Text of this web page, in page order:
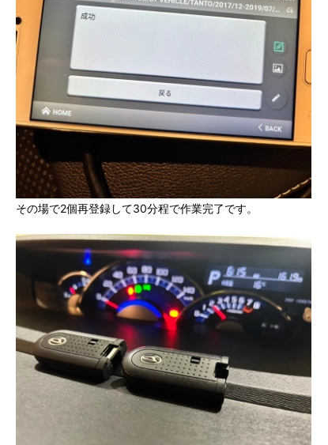
その場で2個再登録して30分程で作業完了です。